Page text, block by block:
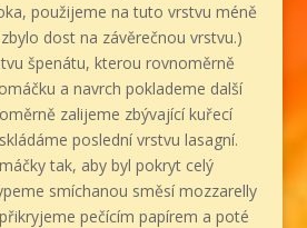
použijeme na tuto vrstvu méně
dost na závěrečnou vrstvu.)
špenátu, kterou rovnoměrně
a navrch poklademe další
zalijeme zbývající kuřecí
poslední vrstvu lasagní.
tak, aby byl pokryt celý
smíchanou směsí mozzarelly
pečícím papírem a poté